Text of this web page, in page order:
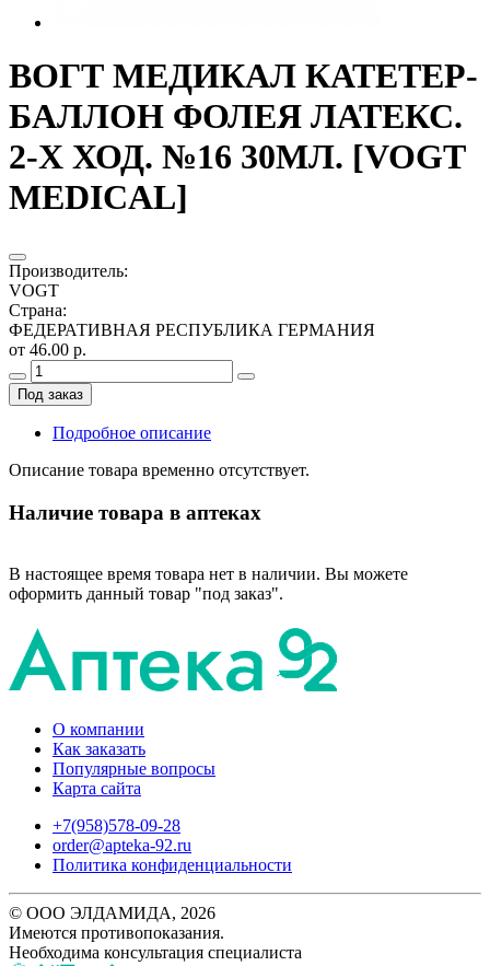
ВОГТ МЕДИКАЛ КАТЕТЕР-
БАЛЛОН ФОЛЕЯ ЛАТЕКС.
2-Х ХОД. №16 30МЛ. [VOGT
MEDICAL]
Производитель:
VOGT
Страна:
ФЕДЕРАТИВНАЯ РЕСПУБЛИКА ГЕРМАНИЯ
от 46.00 р.
Под заказ
Подробное описание
Описание товара временно отсутствует.
Наличие товара в аптеках
В настоящее время товара нет в наличии. Вы можете
оформить данный товар "под заказ".
О компании
Как заказать
Популярные вопросы
Карта сайта
+7(958)578-09-28
order@apteka-92.ru
Политика конфиденциальности
© ООО ЭЛДАМИДА, 2026
Имеются противопоказания.
Необходима консультация специалиста